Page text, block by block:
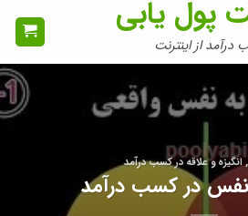
پول یابی
از اینترنت
و علاقه در کسب درآمد
نفس در کسب درآمد